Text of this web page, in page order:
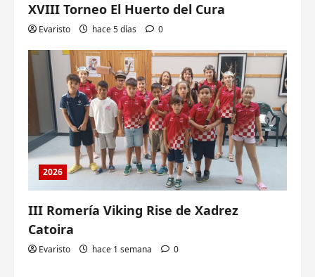
XVIII Torneo El Huerto del Cura
Evaristo hace 5 días 0
2026
III Romería Viking Rise de Xadrez
Catoira
Evaristo hace 1 semana 0